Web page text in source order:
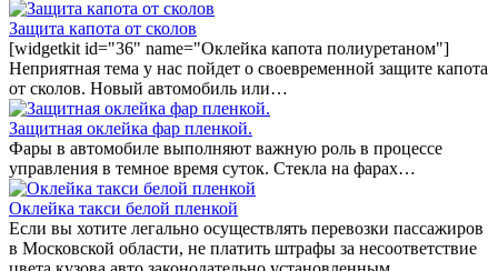
Защита капота от сколов
[widgetkit id="36" name="Оклейка капота полиуретаном"]
Неприятная тема у нас пойдет о своевременной защите капота
от сколов. Новый автомобиль или…
Защитная оклейка фар пленкой.
Фары в автомобиле выполняют важную роль в процессе
управления в темное время суток. Стекла на фарах…
Оклейка такси белой пленкой
Если вы хотите легально осуществлять перевозки пассажиров
в Московской области, не платить штрафы за несоответствие